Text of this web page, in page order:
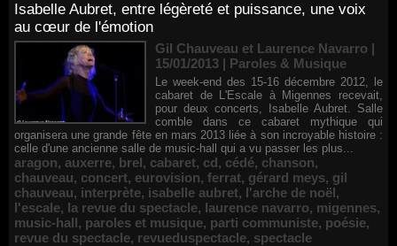
Isabelle Aubret, entre légèreté et puissance, une voix
au cœur de l'émotion
Gil Chauveau et Laurence Navarro |
15/01/2013 | Paroles & Musique
Le week-end des 15-16 décembre 2012, le
cabaret de L'Escale à Migennes recevait,
pour deux concerts, Isabelle Aubret. Salle
comble dans ce cabaret mythique qui
organisera une grande fête en mars 2013 liée à son incroyable histoire :
celle d'une ancienne salle de music-hall qui a vu passer les plus...
aragon, auxerre, brel, cabaret, cd, cédé, chanson,
chauveau, concert, eurovision, ferrat, gérard meys, gil
chauveau, interprète, isabelle aubret, l'arche de noël,
l'escale, la revue du spectacle, laurence navarro, migennes,
music-hall, paroles et musique, parti communiste, poésie,
revue du spectacle, revueduspectacle, spectacle